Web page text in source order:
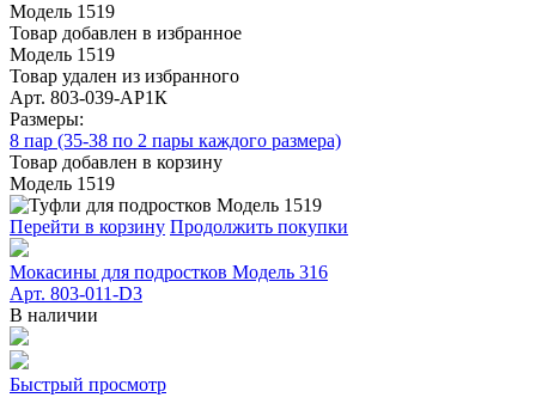
Модель 1519
Товар добавлен в избранное
Модель 1519
Товар удален из избранного
Арт. 803-039-АР1К
Размеры:
8 пар (35-38 по 2 пары каждого размера)
Товар добавлен в корзину
Модель 1519
Перейти в корзину Продолжить покупки
Мокасины для подростков Модель 316
Арт. 803-011-D3
В наличии
Быстрый просмотр